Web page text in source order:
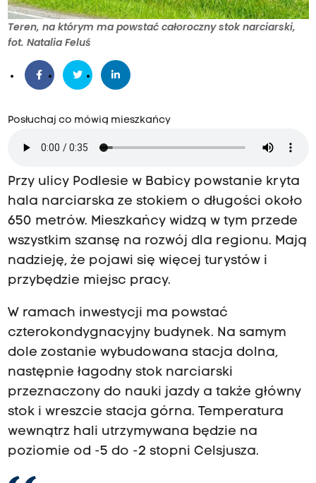
Teren, na którym ma powstać całoroczny stok narciarski,
fot. Natalia Feluś
Posłuchaj co mówią mieszkańcy
Przy ulicy Podlesie w Babicy powstanie kryta
hala narciarska ze stokiem o długości około
650 metrów. Mieszkańcy widzą w tym przede
wszystkim szansę na rozwój dla regionu. Mają
nadzieję, że pojawi się więcej turystów i
przybędzie miejsc pracy.
W ramach inwestycji ma powstać
czterokondygnacyjny budynek. Na samym
dole zostanie wybudowana stacja dolna,
następnie łagodny stok narciarski
przeznaczony do nauki jazdy a także główny
stok i wreszcie stacja górna. Temperatura
wewnątrz hali utrzymywana będzie na
poziomie od -5 do -2 stopni Celsjusza.
l
i
a
r
m
i
e
s
i
ę
z
n
y
m
o
k
r
e
s